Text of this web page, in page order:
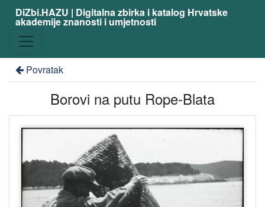
DiZbi.HAZU | Digitalna zbirka i katalog Hrvatske
akademije znanosti i umjetnosti
Povratak
Borovi na putu Rope-Blata